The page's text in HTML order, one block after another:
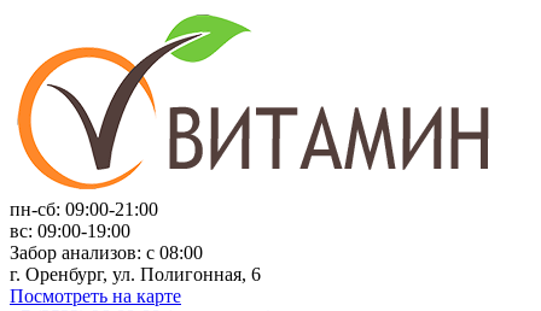
пн-сб: 09:00-21:00
вс: 09:00-19:00
Забор анализов: с 08:00
г. Оренбург, ул. Полигонная, 6
Посмотреть на карте